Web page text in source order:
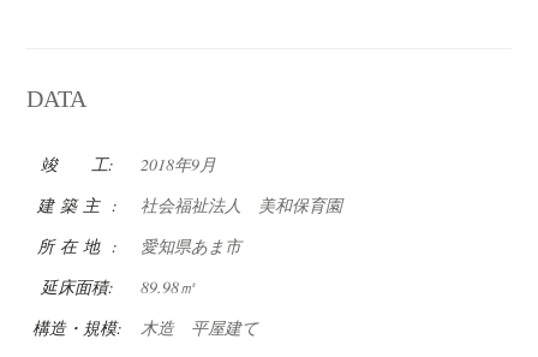
DATA
竣 工:
2018年9月
建 築 主 :
社会福祉法人 美和保育園
所 在 地 :
愛知県あま市
延床面積:
89.98㎡
構造・規模:
木造 平屋建て